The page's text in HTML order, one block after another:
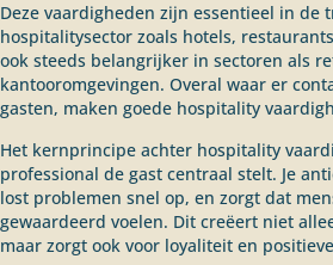
Deze vaardigheden zijn essentieel in de
hospitalitysector zoals hotels,
ook steeds belangrijker in sectoren als
kantooromgevingen. Overal waar er
gasten, maken goede hospitality
Het kernprincipe achter hospitality
professional de gast centraal stelt. Je
lost problemen snel op, en zorgt dat
gewaardeerd voelen. Dit creëert niet
maar zorgt ook voor loyaliteit en